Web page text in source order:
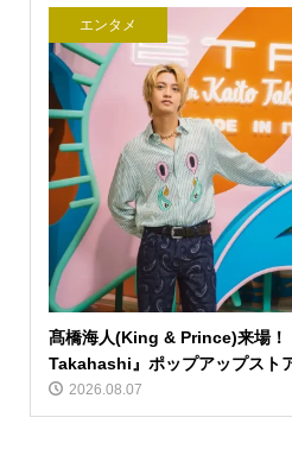
エンタメ
髙橋海人(King & Prince)来場
Takahashi』ポップアップス
2026.08.07